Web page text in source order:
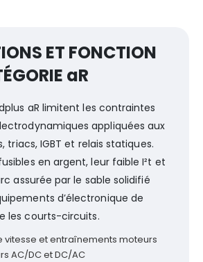
ET FONCTION
aR
aR limitent les contraintes
appliquées aux
triacs, IGBT et relais statiques.
en argent, leur faible I²t et
assurée par le sable solidifié
d’électronique de
les courts-circuits.
vitesse et entraînements moteurs
AC/DC et DC/AC